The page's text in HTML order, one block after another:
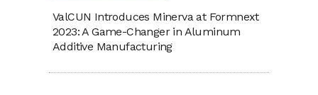
ValCUN Introduces Minerva at Formnext
2023: A Game-Changer in Aluminum
Additive Manufacturing